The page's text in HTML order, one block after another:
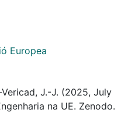
cientistas e
oficiais do Eurostat, o
a distribuição de
crítico em
Europea
J.-J. (2025, July
na UE. Zenodo.